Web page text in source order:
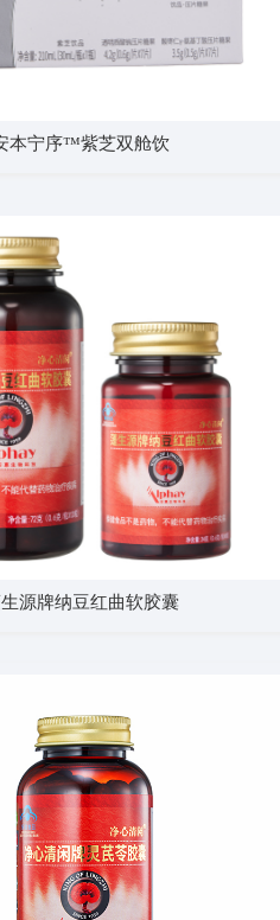
本宁序™紫芝双舱饮
源牌纳豆红曲软胶囊